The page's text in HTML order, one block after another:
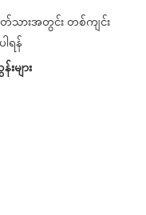
ါတ်သားအတွင်း တစ်ကျင်း
ါရန်
များ